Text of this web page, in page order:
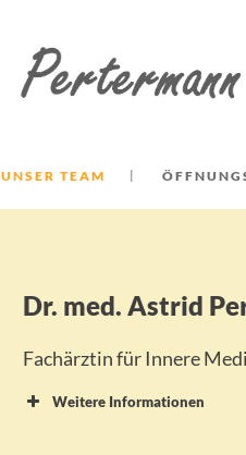
UNSER TEAM
Dr. med. Astrid
Fachärztin für Innere
Weitere Informationen